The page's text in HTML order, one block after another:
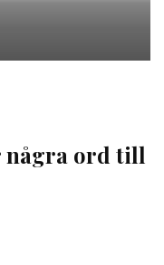
några ord till